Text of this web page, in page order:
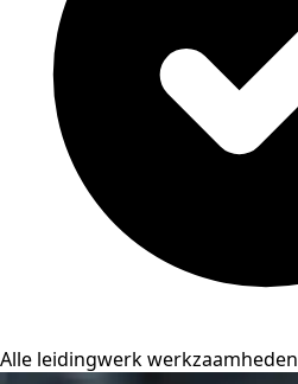
Alle leidingwerk werkzaamheden